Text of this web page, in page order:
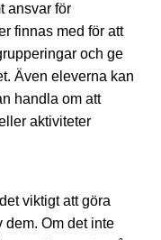
ansvar för
finnas med för att
och ge
Även eleverna kan
handla om att
aktiviteter
viktigt att göra
Om det inte